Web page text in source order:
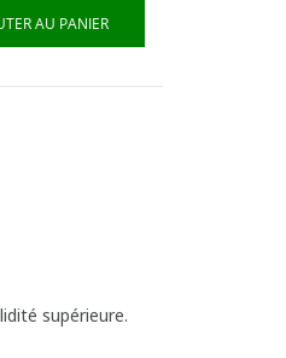
AU PANIER
supérieure.